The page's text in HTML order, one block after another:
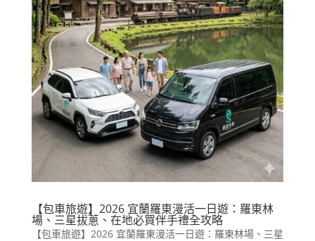
【包車旅遊】2026 宜蘭羅東漫活一日遊：羅東林
場、三星拔蔥、在地必買伴手禮全攻略
【包車旅遊】2026 宜蘭羅東漫活一日遊：羅東林場、三星